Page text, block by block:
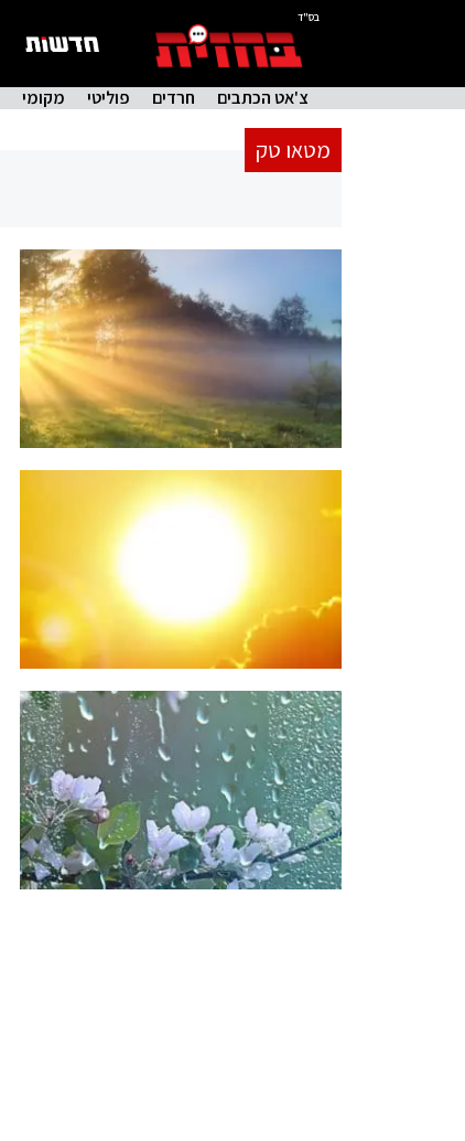
בס"ד
צ'אט הכתבים חרדים פוליטי מקומי
מטאו טק